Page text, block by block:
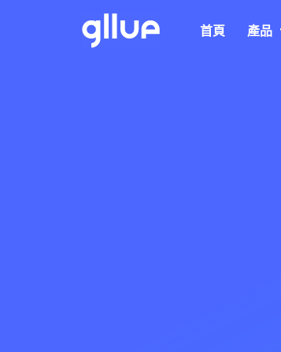
首頁 產品